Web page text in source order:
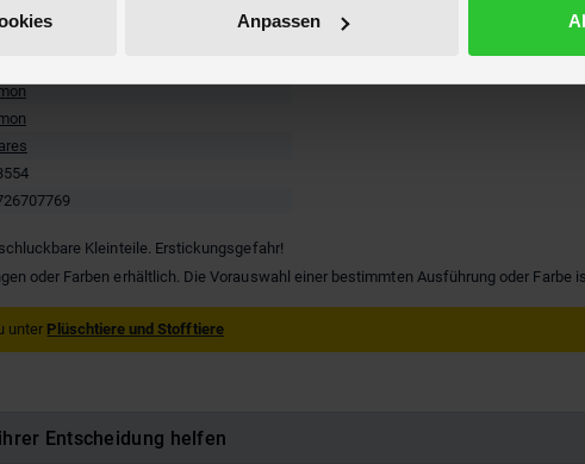
Anpassen
ca. 12,3 cm
11,7 cm
Kleinteile. Erstickungsgefahr!
oder Farben erhältlich. Die Vorauswahl einer bestimmten Ausführung oder Farbe
unter Plüschtiere und Stofftiere
Entscheidung helfen